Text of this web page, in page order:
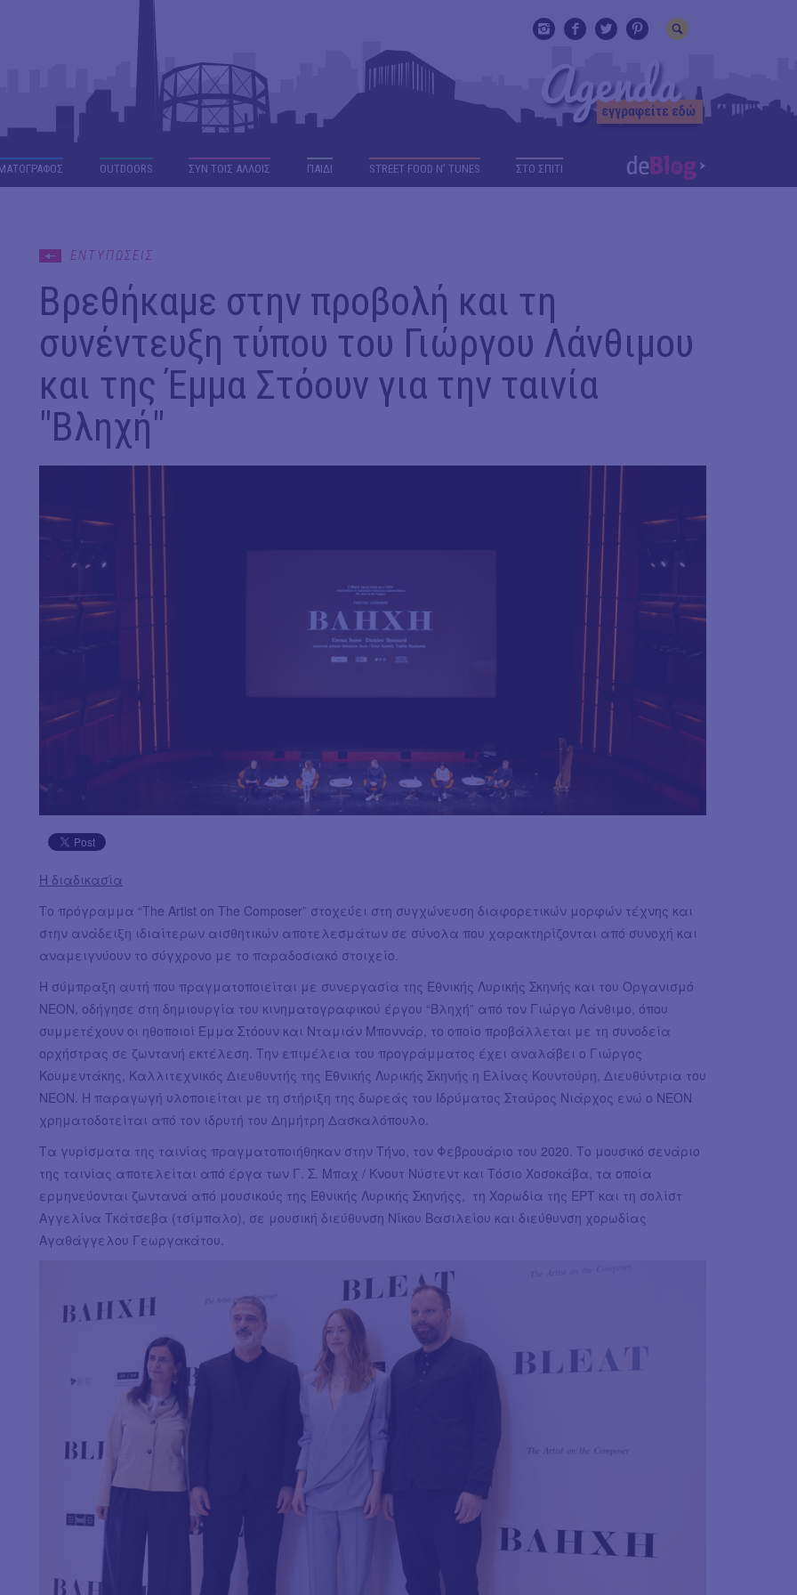
OUTDΟORS ΣΥΝ ΤΟΙΣ ΑΛΛΟΙΣ ΠΑΙΔΙ STREET FOOD N' TUNES ΣΤΟ ΣΠΙΤΙ
ΕΝΤΥΠΩΣΕΙΣ
Βρεθήκαμε στην προβολή και τη
συνέντευξη τύπου του Γιώργου Λάνθιμου
και της Έμμα Στόουν για την ταινία
"Βληχή"
Η διαδικασία
Το πρόγραμμα “The Artist on The Composer” στοχεύει στη συγχώνευση διαφορετικών μορφών τέχνης και
στην ανάδειξη ιδιαίτερων αισθητικών αποτελεσμάτων σε σύνολα που χαρακτηρίζονται από συνοχή και
αναμειγνύουν το σύγχρονο με το παραδοσιακό στοιχείο.
Η σύμπραξη αυτή που πραγματοποιείται με συνεργασία της Εθνικής Λυρικής Σκηνής και του Οργανισμό
ΝΕΟΝ, οδήγησε στη δημιουργία του κινηματογραφικού έργου “Βληχή” από τον Γιώργο Λάνθιμο, όπου
συμμετέχουν οι ηθοποιοί Έμμα Στόουν και Νταμιάν Μποννάρ, το οποίο προβάλλεται με τη συνοδεία
ορχήστρας σε ζωντανή εκτέλεση. Την επιμέλεια του προγράμματος έχει αναλάβει ο Γιώργος
Κουμεντάκης, Καλλιτεχνικός Διευθυντής της Εθνικής Λυρικής Σκηνής η Ελίνας Κουντούρη, Διευθύντρια του
ΝΕΟΝ. Η παραγωγή υλοποιείται με τη στήριξη της δωρεάς του Ιδρύματος Σταύρος Νιάρχος ενώ ο NEON
χρηματοδοτείται από τον ιδρυτή του Δημήτρη Δασκαλόπουλο.
Τα γυρίσματα της ταινίας πραγματοποιήθηκαν στην Τήνο, τον Φεβρουάριο του 2020. Το μουσικό σενάριο
της ταινίας αποτελείται από έργα των Γ. Σ. Μπαχ / Κνουτ Νύστεντ και Τόσιο Χοσοκάβα, τα οποία
ερμηνεύονται ζωντανά από μουσικούς της Εθνικής Λυρικής Σκηνήςς, τη Χορωδία της ΕΡΤ και τη σολίστ
Αγγελίνα Τκάτσεβα (τσίμπαλο), σε μουσική διεύθυνση Νίκου Βασιλείου και διεύθυνση χορωδίας
Αγαθάγγελου Γεωργακάτου.